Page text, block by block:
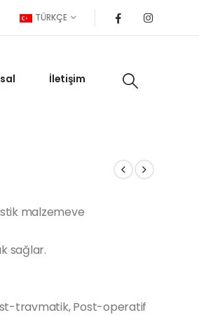
TÜRKÇE
İletişim
malzemeve
sağlar.
travmatik, Post-operatif